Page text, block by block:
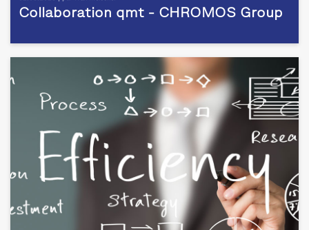
Collaboration qmt - CHROMOS Group